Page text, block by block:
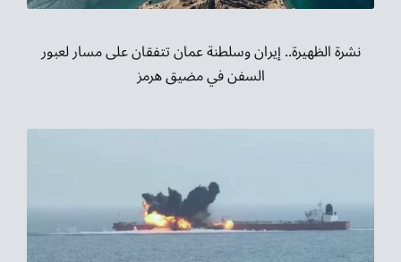
نشرة الظهيرة.. إيران وسلطنة عمان تتفقان على مسار لعبور
السفن في مضيق هرمز